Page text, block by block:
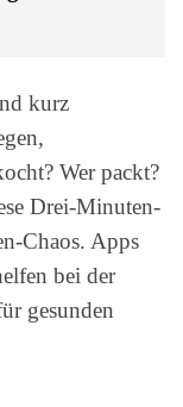
kurz
Wer packt?
Drei-Minuten-
Chaos. Apps
bei der
gesunden